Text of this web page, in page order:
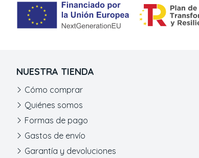
NUESTRA TIENDA
Cómo comprar
Quiénes somos
Formas de pago
Gastos de envío
Garantía y devoluciones